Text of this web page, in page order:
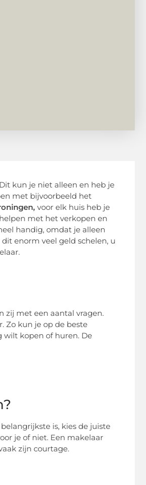
kun je niet alleen en heb je
met bijvoorbeeld het
voor elk huis heb je
met het verkopen en
handig, omdat je alleen
enorm veel geld schelen, u
zij met een aantal vragen.
Zo kun je op de beste
wilt kopen of huren. De
is, kies de juiste
je of niet. Een makelaar
zijn courtage.